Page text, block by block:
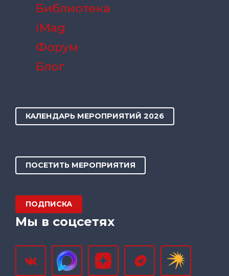
Библиотека
iMag
Форум
Блог
КАЛЕНДАРЬ МЕРОПРИЯТИЙ 2026
ПОСЕТИТЬ МЕРОПРИЯТИЯ
ПОДПИСКА
Мы в соцсетях